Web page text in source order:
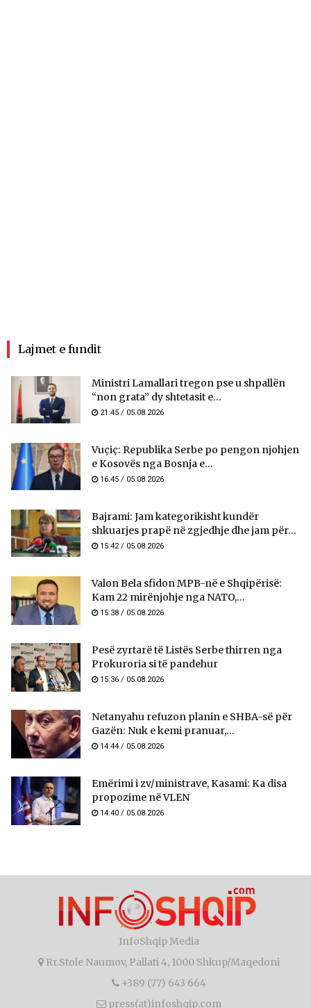
Lajmet e fundit
Ministri Lamallari tregon pse u shpallën
“non grata” dy shtetasit e...
21:45 / 05.08.2026
Vuçiç: Republika Serbe po pengon njohjen
e Kosovës nga Bosnja e...
16:45 / 05.08.2026
Bajrami: Jam kategorikisht kundër
shkuarjes prapë në zgjedhje dhe jam për...
15:42 / 05.08.2026
Valon Bela sfidon MPB-në e Shqipërisë:
Kam 22 mirënjohje nga NATO,...
15:38 / 05.08.2026
Pesë zyrtarë të Listës Serbe thirren nga
Prokuroria si të pandehur
15:36 / 05.08.2026
Netanyahu refuzon planin e SHBA-së për
Gazën: Nuk e kemi pranuar,...
14:44 / 05.08.2026
Emërimi i zv/ministrave, Kasami: Ka disa
propozime në VLEN
14:40 / 05.08.2026
InfoShqip Media
Rr.Stole Naumov, Pallati 4, 1000 Shkup/Maqedoni
+389 (77) 643 664
press(at)infoshqip.com